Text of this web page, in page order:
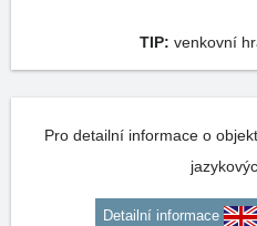
TIP: venkovní
Pro detailní informace o
Detailní informace